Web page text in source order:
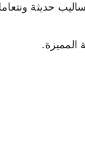
حديثة
المميزة.